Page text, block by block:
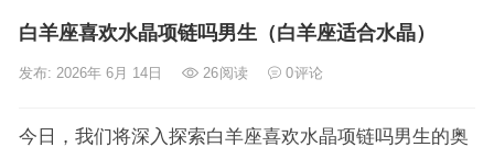
白羊座喜欢水晶项链吗男生（白羊座适合水晶）
发布: 2026年 6月 14日 26阅读 0评论
今日，我们将深入探索白羊座喜欢水晶项链吗男生的奥